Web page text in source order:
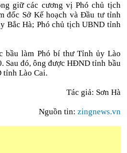
giữ các cương vị Phó chủ tịch
đốc Sở Kế hoạch và Đầu tư tỉnh
Bắc Hà; Phó chủ tịch UBND tỉnh
bầu làm Phó bí thư Tỉnh ủy Lào
Sau đó, ông được HĐND tỉnh bầu
tỉnh Lào Cai.
Tác giả: Sơn Hà
Nguồn tin: zingnews.vn